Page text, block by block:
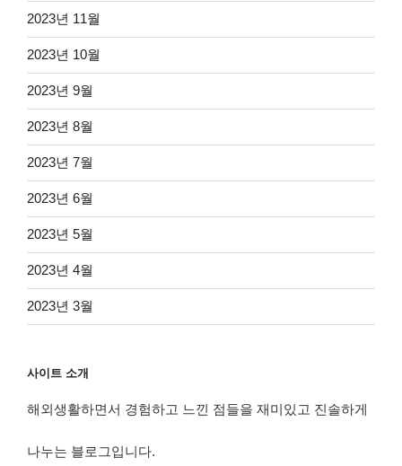
2023년 11월
2023년 10월
2023년 9월
2023년 8월
2023년 7월
2023년 6월
2023년 5월
2023년 4월
2023년 3월
사이트 소개
해외생활하면서 경험하고 느낀 점들을 재미있고 진솔하게
나누는 블로그입니다.